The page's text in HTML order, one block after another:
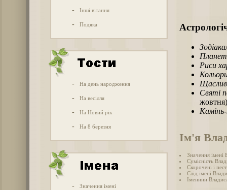
- Інші вітання
- Подяка
- На день народження
- На весілля
- На Новий рік
- На 8 березня
- Значення імені
Риси
Святі
жовтня)
Ім'я
Значення імені
Сумісність
Скорочені і
Слід імені
Іменини